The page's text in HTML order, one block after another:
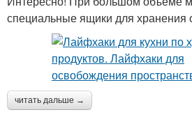
специальные ящики для хранения
читать дальше →